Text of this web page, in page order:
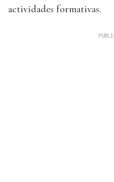
actividades formativas.